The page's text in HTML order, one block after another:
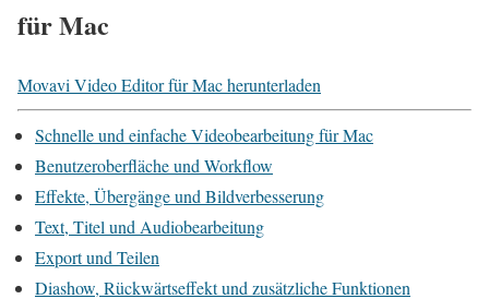
für Mac
Movavi Video Editor für Mac herunterladen
Schnelle und einfache Videobearbeitung für Mac
Benutzeroberfläche und Workflow
Effekte, Übergänge und Bildverbesserung
Text, Titel und Audiobearbeitung
Export und Teilen
Diashow, Rückwärtseffekt und zusätzliche Funktionen